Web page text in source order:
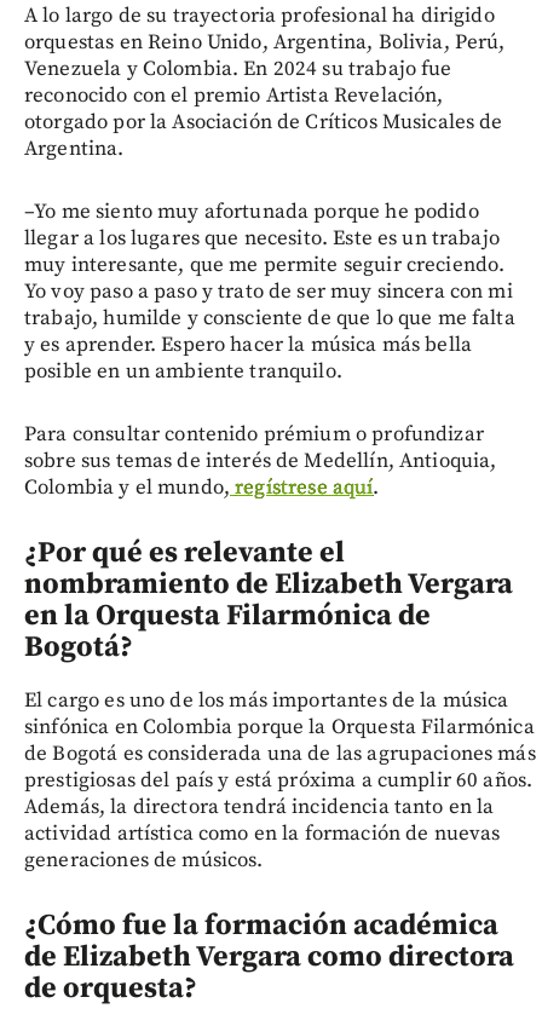
A lo largo de su trayectoria profesional ha dirigido
orquestas en Reino Unido, Argentina, Bolivia, Perú,
Venezuela y Colombia. En 2024 su trabajo fue
reconocido con el premio Artista Revelación,
otorgado por la Asociación de Críticos Musicales de
Argentina.
–Yo me siento muy afortunada porque he podido
llegar a los lugares que necesito. Este es un trabajo
muy interesante, que me permite seguir creciendo.
Yo voy paso a paso y trato de ser muy sincera con mi
trabajo, humilde y consciente de que lo que me falta
y es aprender. Espero hacer la música más bella
posible en un ambiente tranquilo.
Para consultar contenido prémium o profundizar
sobre sus temas de interés de Medellín, Antioquia,
Colombia y el mundo, regístrese aquí.
¿Por qué es relevante el
nombramiento de Elizabeth Vergara
en la Orquesta Filarmónica de
Bogotá?
El cargo es uno de los más importantes de la música
sinfónica en Colombia porque la Orquesta Filarmónica
de Bogotá es considerada una de las agrupaciones más
prestigiosas del país y está próxima a cumplir 60 años.
Además, la directora tendrá incidencia tanto en la
actividad artística como en la formación de nuevas
generaciones de músicos.
¿Cómo fue la formación académica
de Elizabeth Vergara como directora
de orquesta?